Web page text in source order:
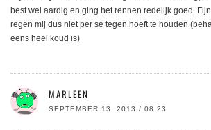
best wel aardig en ging het rennen redelijk goed.
regen mij dus niet per se tegen hoeft te houden
eens heel koud is)
MARLEEN
SEPTEMBER 13, 2013 / 08:23